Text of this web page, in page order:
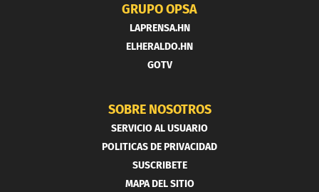
GRUPO OPSA
LAPRENSA.HN
ELHERALDO.HN
GOTV
SOBRE NOSOTROS
SERVICIO AL USUARIO
POLITICAS DE PRIVACIDAD
SUSCRIBETE
MAPA DEL SITIO